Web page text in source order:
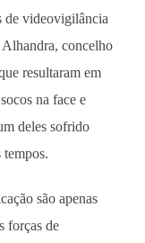
de videovigilância
concelho
resultaram em
na face e
deles sofrido
tempos.
são apenas
forças de